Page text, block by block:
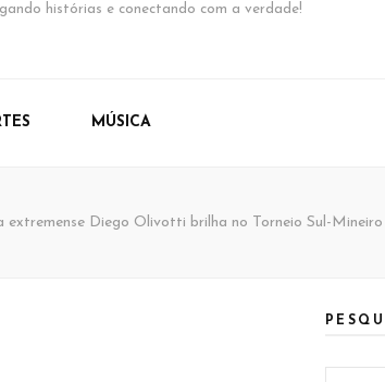
histórias e conectando com a verdade!
MÚSICA
extremense Diego Olivotti brilha no Torneio Sul-